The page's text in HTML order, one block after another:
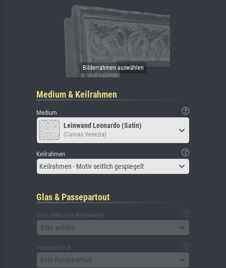
Medium & Keilrahmen
Medium
Leinwand Leonardo (Satin)
(Canvas Venezia)
Keilrahmen
Keilrahmen - Motiv seitlich gespiegelt
Glas & Passepartout
Glas (inklusive Rückwand)
Bitte wählen
Passepartout
Kein Passepartout